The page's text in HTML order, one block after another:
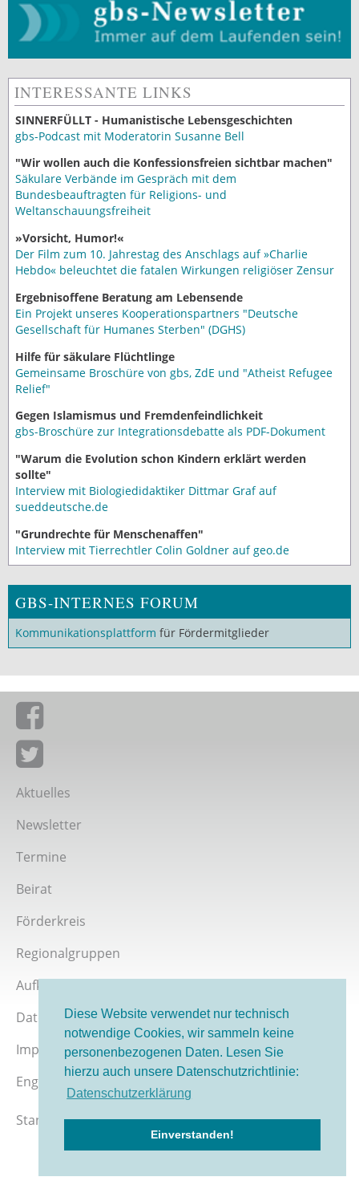
Diese Website verwendet nur technisch
notwendige Cookies, wir sammeln keine
personenbezogenen Daten. Lesen Sie
hierzu auch unsere Datenschutzrichtlinie:
Datenschutzerklärung
Einverstanden!
INTERESSANTE LINKS
SINNERFÜLLT - Humanistische Lebensgeschichten
gbs-Podcast mit Moderatorin Susanne Bell
"Wir wollen auch die Konfessionsfreien sichtbar machen"
Säkulare Verbände im Gespräch mit dem
Bundesbeauftragten für Religions- und
Weltanschauungsfreiheit
»Vorsicht, Humor!«
Der Film zum 10. Jahrestag des Anschlags auf »Charlie
Hebdo« beleuchtet die fatalen Wirkungen religiöser Zensur
Ergebnisoffene Beratung am Lebensende
Ein Projekt unseres Kooperationspartners "Deutsche
Gesellschaft für Humanes Sterben" (DGHS)
Hilfe für säkulare Flüchtlinge
Gemeinsame Broschüre von gbs, ZdE und "Atheist Refugee
Relief"
Gegen Islamismus und Fremdenfeindlichkeit
gbs-Broschüre zur Integrationsdebatte als PDF-Dokument
"Warum die Evolution schon Kindern erklärt werden
sollte"
Interview mit Biologiedidaktiker Dittmar Graf auf
sueddeutsche.de
"Grundrechte für Menschenaffen"
Interview mit Tierrechtler Colin Goldner auf geo.de
GBS-INTERNES FORUM
Kommunikationsplattform für Fördermitglieder
Giordano-Bruno-Stiftung auf Facebook
Giordano-Bruno-Stiftung bei Twitter
Aktuelles
Newsletter
Termine
Beirat
Förderkreis
Regionalgruppen
Aufklärer werden
Datenschutz
Impressum
English version
Stand 08/2026